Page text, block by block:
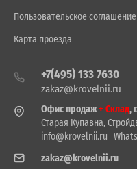
Пользовательское соглашение
Карта проезда
+7(495) 133 7630
zakaz@krovelnii.ru
Офис продаж+ Склад,
Старая Купавна,
info@krovelnii.ru
zakaz@krovelnii.ru